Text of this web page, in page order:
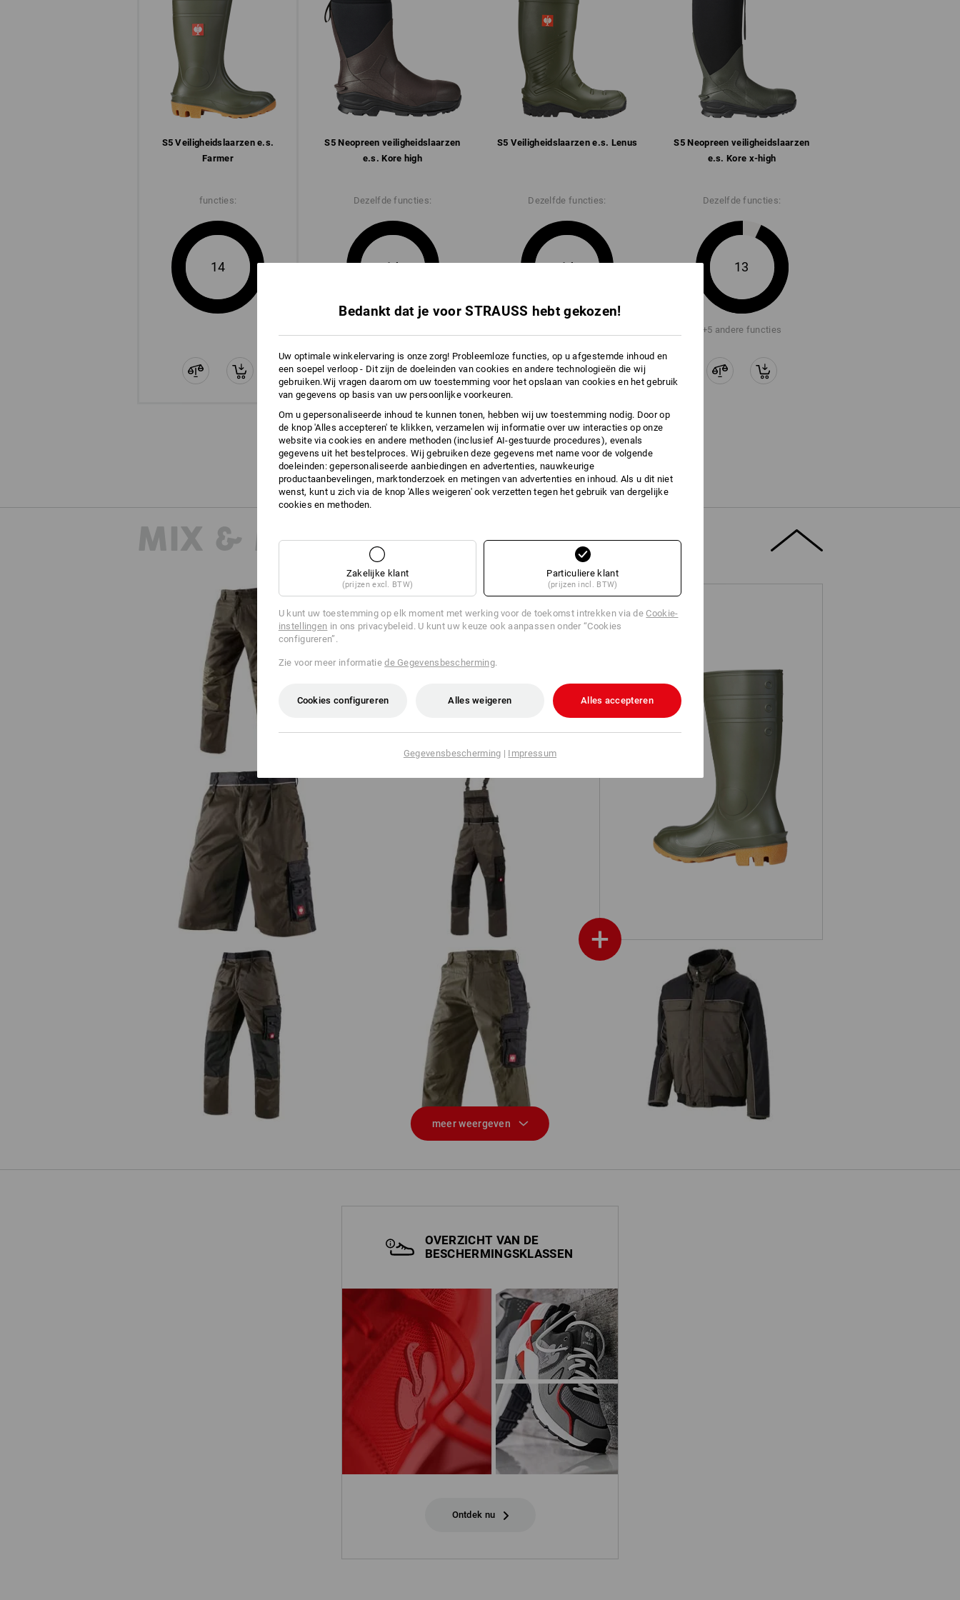
versterkingen bĳ scheenbeen, enkel en hiel
anatomisch gevormd voetbed
vuilafstotende, antislip zool conform SR, antistatisch en
brandstofbestendig (FO)
schachthoogte: ca. 33 cm, in te korten tot ca. 24 cm
Gewicht: ca. 1090 gram bij maat
Meer informatie is te vinden op "Gegevensblad".
S5 Veiligheids­laarzen e.s.
Farmer
functies:
14
S5 Neopreen veiligheids­laarzen
e.s. Kore high
S5 Veiligheids­laarzen e.s. Lenus
S5 Neopreen veiligheids­laarzen
e.s. Kore x-high
Dezelfde functies:
14
Dezelfde functies:
14
Dezelfde functies:
13
+5 andere functies
Alle details vergelijken
MIX & MATCH
S5 Veiligheidslaarzen e.s. Farmer
+
Werkbroek e.s.prestige Werkjack e.s.prestige
Short e.s.image Tuinbroek e.s.image
Werkbroek e.s.image Piratenbroek e.s.active Pilotjack e.s.image
meer weergeven
OVERZICHT VAN DE
BESCHERMINGSKLASSEN
Ontdek nu
Bedankt dat je voor STRAUSS hebt gekozen!
Uw optimale winkelervaring is onze zorg! Probleemloze functies, op u afgestemde inhoud en
een soepel verloop - Dit zijn de doeleinden van cookies en andere technologieën die wij
gebruiken.Wij vragen daarom om uw toestemming voor het opslaan van cookies en het gebruik
van gegevens op basis van uw persoonlijke voorkeuren.
Om u gepersonaliseerde inhoud te kunnen tonen, hebben wij uw toestemming nodig. Door op
de knop 'Alles accepteren' te klikken, verzamelen wij informatie over uw interacties op onze
website via cookies en andere methoden (inclusief AI-gestuurde procedures), evenals
gegevens uit het bestelproces. Wij gebruiken deze gegevens met name voor de volgende
doeleinden: gepersonaliseerde aanbiedingen en advertenties, nauwkeurige
productaanbevelingen, marktonderzoek en metingen van advertenties en inhoud. Als u dit niet
wenst, kunt u zich via de knop 'Alles weigeren' ook verzetten tegen het gebruik van dergelijke
cookies en methoden.
Zakelijke klant
(prijzen excl. BTW)
Particuliere klant
(prijzen incl. BTW)
U kunt uw toestemming op elk moment met werking voor de toekomst intrekken via deCookie-
instellingen in ons privacybeleid. U kunt uw keuze ook aanpassen onder “Cookies
configureren”.
Zie voor meer informatiede Gegevensbescherming.
Cookies configureren Alles weigeren Alles accepteren
Gegevensbescherming | Impressum